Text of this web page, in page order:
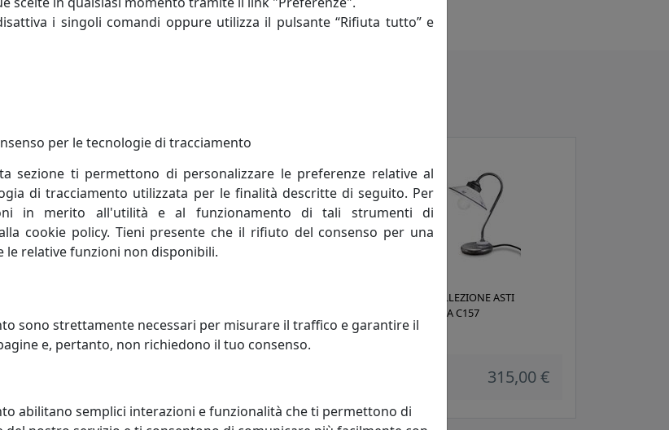
Ferroluce
LUMETTO COLLEZIONE ASTI
FINITURA NERA C157
315,00 €
i singoli comandi oppure utilizza il pulsante “Rifiuta tutto” e
per le tecnologie di tracciamento
sezione ti permettono di personalizzare le preferenze relative al
di tracciamento utilizzata per le finalità descritte di seguito. Per
in merito all'utilità e al funzionamento di tali strumenti di
cookie policy. Tieni presente che il rifiuto del consenso per una
relative funzioni non disponibili.
sono strettamente necessari per misurare il traffico e garantire il
e, pertanto, non richiedono il tuo consenso.
abilitano semplici interazioni e funzionalità che ti permettono di